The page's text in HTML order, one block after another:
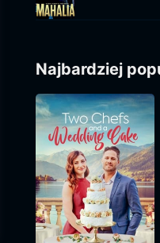
Najbardziej